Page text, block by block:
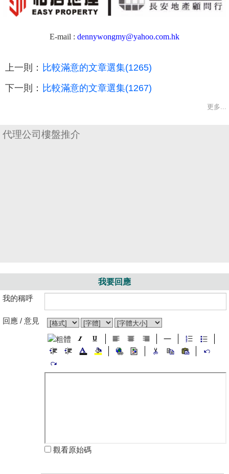
E-mail : dennywongmy@yahoo.com.hk
上一則： 比較滿意的文章選集(1265)
下一則： 比較滿意的文章選集(1267)
更多...
代理公司樓盤推介
我要回應
我的稱呼
回應 / 意見
觀看原始碼